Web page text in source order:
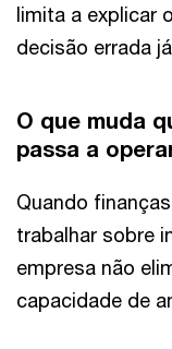
limita a explicar
decisão errada
O que muda
passa a
Quando
trabalhar sobre
empresa não
capacidade de